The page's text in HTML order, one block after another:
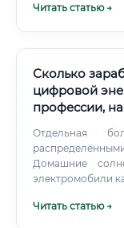
Читать статью →
Сколько
цифровой
профессии,
Отдельная
Домашние
электромобили
Читать статью →